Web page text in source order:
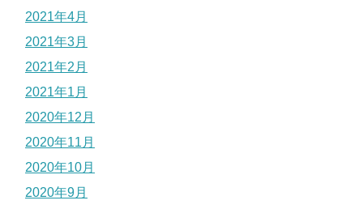
2021年4月
2021年3月
2021年2月
2021年1月
2020年12月
2020年11月
2020年10月
2020年9月